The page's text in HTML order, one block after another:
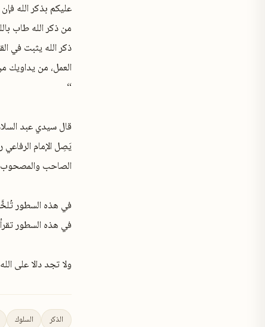
عليكم بذكر الله
من ذكر الله طاب
ذكر الله يثبت في
العمل، من يداويك
“
قال سيدي عبد
يَصِل الإمام
الصاحب والمصحوب -
في هذه السطور تُلخَّص الشروط
في هذه السطور
ولا تجد دالا على
الذكر السلوك